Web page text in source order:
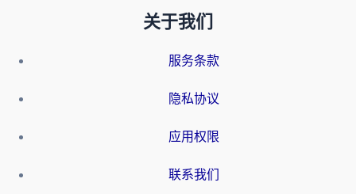
关于我们
服务条款
隐私协议
应用权限
联系我们